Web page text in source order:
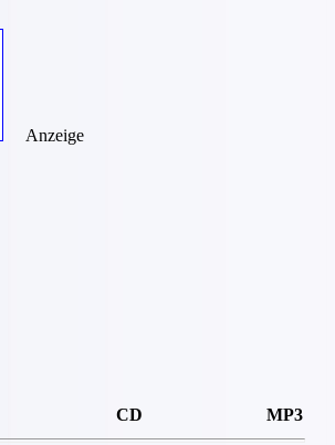
CD MP3
Anzeige